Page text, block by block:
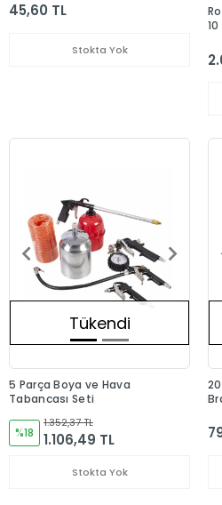
45,60 TL
Stokta Yok
Tükendi
5 Parça Boya ve Hava
Tabancası Seti
%18
1.352,37 TL
1.106,49 TL
Stokta Yok